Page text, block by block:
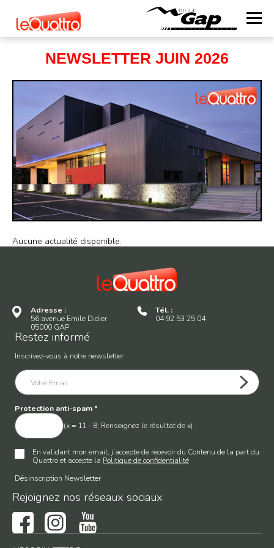
NEWSLETTER JUIN 2026
Aucune actualité disponible.
Adresse :
56 avenue Emile Didier
05000 GAP
Tél. :
04 92 53 25 04
Restez informé
Inscrivez-vous à notre newsletter
Protection anti-spam*
(x = 11 - 8; Renseignez le résultat de x)
En validant mon email, j’accepte de recevoir du Contenu de la part du
Quattro et accepte la Politique de confidentialité
Désinscription Newsletter
Rejoignez nos réseaux sociaux